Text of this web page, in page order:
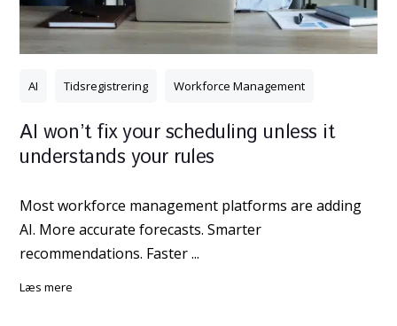
AI Tidsregistrering Workforce Management
AI won’t fix your scheduling unless it
understands your rules
Most workforce management platforms are adding
AI. More accurate forecasts. Smarter
recommendations. Faster ...
læs mere